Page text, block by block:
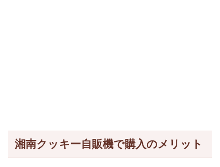
湘南クッキー自販機で購入のメリット